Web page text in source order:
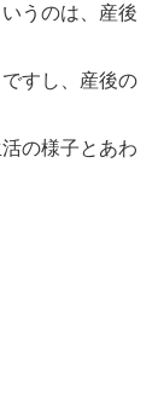
うのは、産後
すし、産後の
の様子とあわ